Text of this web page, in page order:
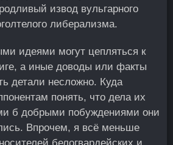
извод вульгарного
либерализма.
идеями могут цепляться к
а иные доводы или факты
детали несложно. Куда
понять, что дела их
б добрыми побуждениями они
Впрочем, я всё меньше